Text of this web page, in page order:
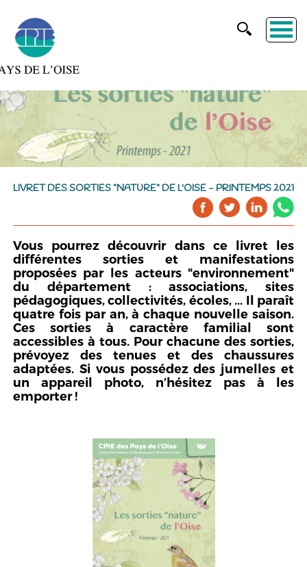
LIVRET DES SORTIES "NATURE" DE L'OISE - PRINTEMPS 2021
Vous pourrez découvrir dans ce livret les
différentes sorties et manifestations
proposées par les acteurs "environnement"
du département : associations, sites
pédagogiques, collectivités, écoles, ... Il paraît
quatre fois par an, à chaque nouvelle saison.
Ces sorties à caractère familial sont
accessibles à tous. Pour chacune des sorties,
prévoyez des tenues et des chaussures
adaptées. Si vous possédez des jumelles et
un appareil photo, n’hésitez pas à les
emporter !